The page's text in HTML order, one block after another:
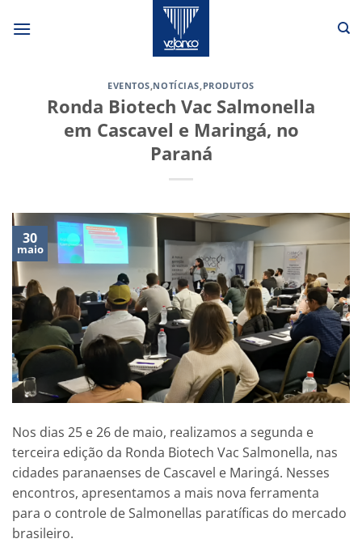
EVENTOS,NOTÍCIAS,PRODUTOS
Ronda Biotech Vac Salmonella
em Cascavel e Maringá, no
Paraná
30
maio
Nos dias 25 e 26 de maio, realizamos a segunda e
terceira edição da Ronda Biotech Vac Salmonella, nas
cidades paranaenses de Cascavel e Maringá. Nesses
encontros, apresentamos a mais nova ferramenta
para o controle de Salmonellas paratíficas do mercado
brasileiro.